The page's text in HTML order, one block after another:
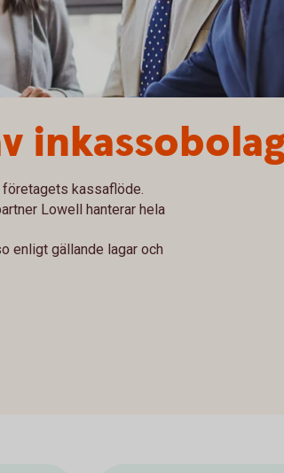
kassaflöde.
Lowell hanterar hela
enligt gällande lagar och